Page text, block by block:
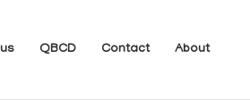
QBCD Contact About